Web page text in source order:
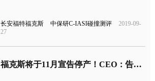
长安福特福克斯 中保研C-IASI碰撞测评
2019-09-
27
福克斯将于11月宣告停产！CEO：告别“无聊”车型